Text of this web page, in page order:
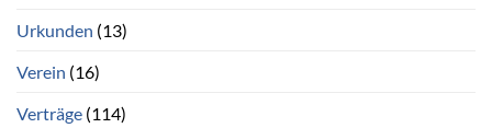
Urkunden (13)
Verein (16)
Verträge (114)